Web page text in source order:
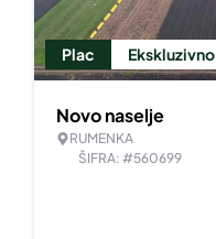
Plac Ekskluzivno
Novo naselje
RUMENKA
ŠIFRA: #560699